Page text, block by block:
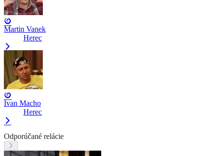
Martin Vanek
Herec
Ivan Macho
Herec
Odporúčané relácie